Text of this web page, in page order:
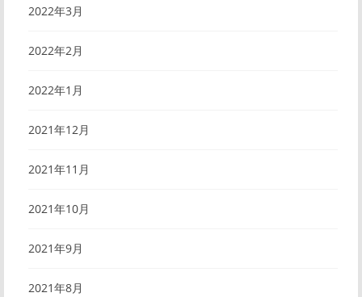
2022年3月
2022年2月
2022年1月
2021年12月
2021年11月
2021年10月
2021年9月
2021年8月